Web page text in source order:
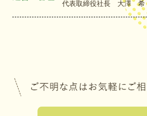
代表取締役社長 大澤 希